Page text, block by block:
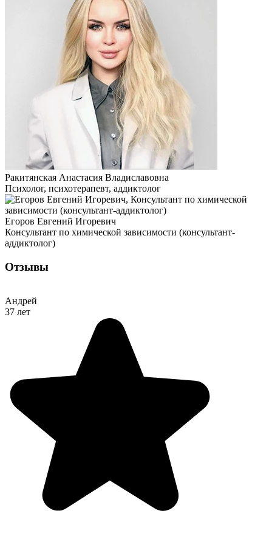
Ракитянская Анастасия Владиславовна
Психолог, психотерапевт, аддиктолог
Егоров Евгений Игоревич
Консультант по химической зависимости (консультант-
аддиктолог)
Отзывы
Андрей
37 лет